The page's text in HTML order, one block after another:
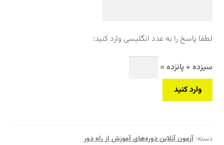
لطفا پاسخ را به عدد انگلیسی وارد کنید:
سیزده + پانزده =
دسته:آزمون آنلاین دوره‌های آموزش از راه دور